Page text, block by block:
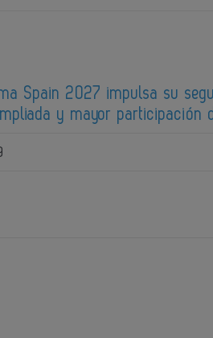
Spain 2027 impulsa su
y mayor participación